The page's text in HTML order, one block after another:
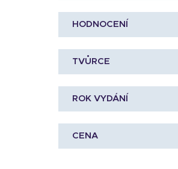
HODNOCENÍ
TVŮRCE
ROK VYDÁNÍ
CENA